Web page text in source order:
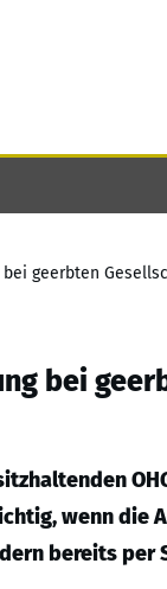
geerbten
bei
wenn die
bereits per